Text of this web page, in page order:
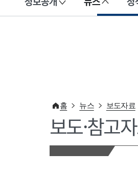
이 누리집은 대한민국 공식 전자정부 누
홈 뉴스 보도자료
보도·참고